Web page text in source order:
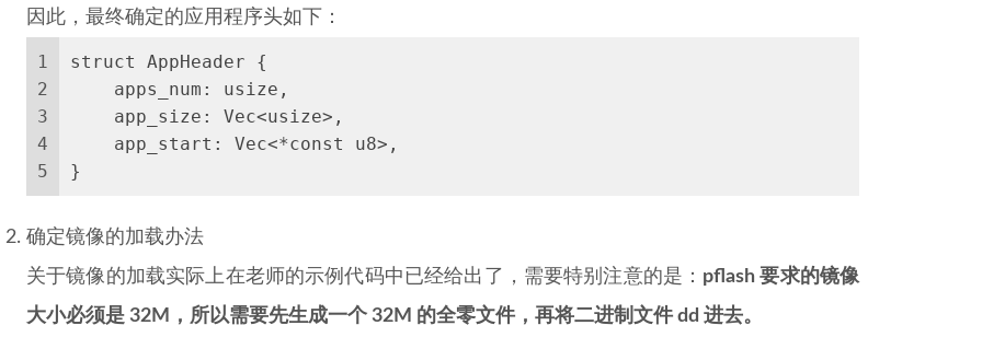
因此，最终确定的应用程序头如下：
1
2
3
4
5
struct AppHeader {
    apps_num: usize,
    app_size: Vec<usize>,
    app_start: Vec<*const u8>,
}
确定镜像的加载办法
关于镜像的加载实际上在老师的示例代码中已经给出了，需要特别注意的是： pflash 要求的镜像
大小必须是 32M，所以需要先生成一个 32M 的全零文件，再将二进制文件 dd 进去。